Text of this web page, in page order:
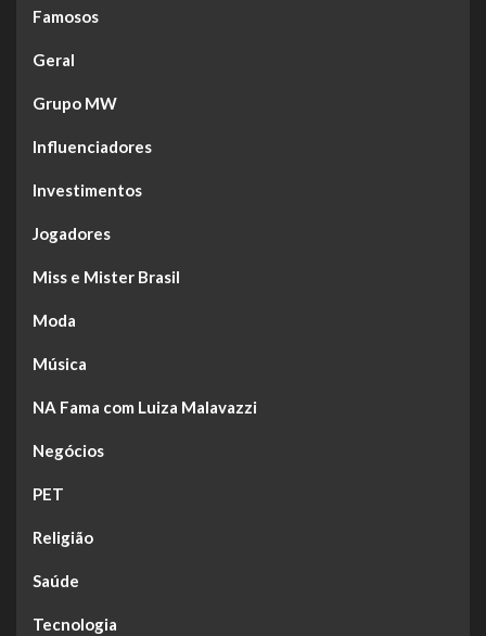
Famosos
Geral
Grupo MW
Influenciadores
Investimentos
Jogadores
Miss e Mister Brasil
Moda
Música
NA Fama com Luiza Malavazzi
Negócios
PET
Religião
Saúde
Tecnologia